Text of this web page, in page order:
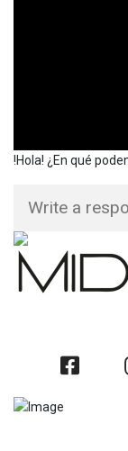
!Hola! ¿En qué